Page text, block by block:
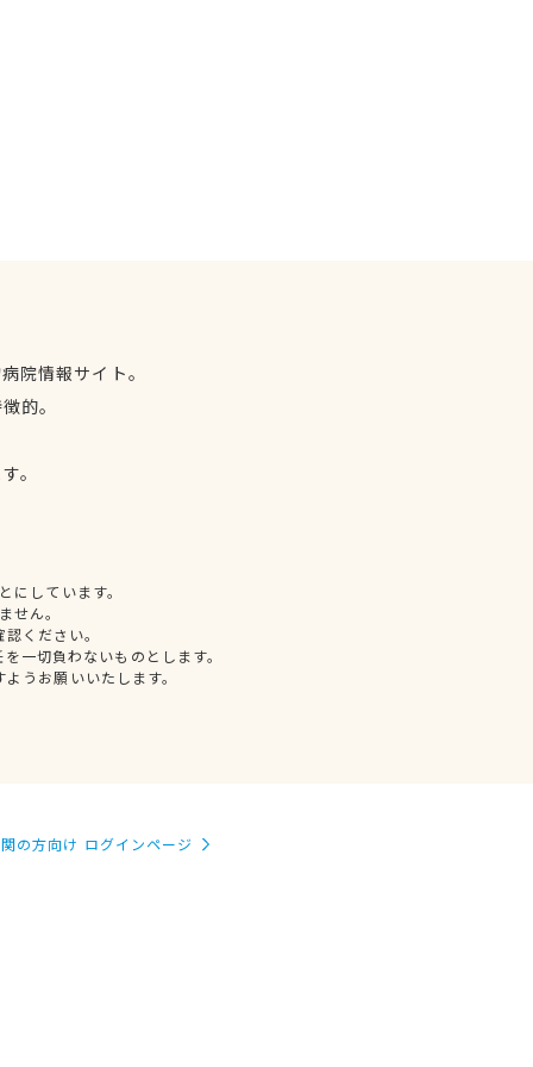
院情報サイト。
的。
。
しています。
せん。
ください。
一切負わないものとします。
うお願いいたします。
の方向け ログインページ